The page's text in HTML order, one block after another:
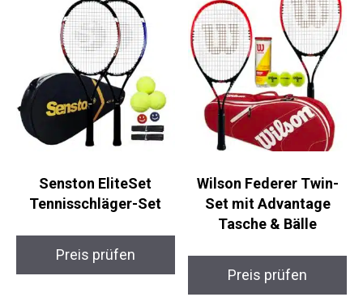
Senston EliteSet
Tennisschläger-Set
Preis prüfen
Wilson Federer Twin-
Set mit Advantage
Tasche & Bälle
Preis prüfen